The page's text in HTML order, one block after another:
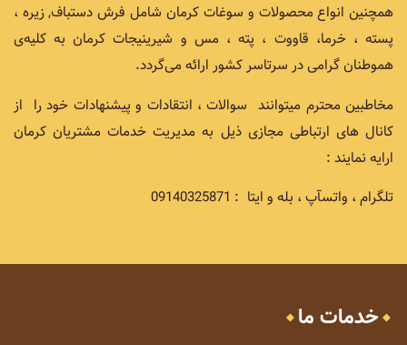
همچنین انواع محصولات و سوغات کرمان شامل فرش دستباف, زیره ،
پسته ، خرما، قاووت ، پته ، مس و شیرینیجات کرمان به کلیه‌ی
هموطنان گرامی در سرتاسر کشور ارائه می‌گردد.
مخاطبین محترم میتوانند سوالات ، انتقادات و پیشنهادات خود را از
کانال های ارتباطی مجازی ذیل به مدیریت خدمات مشتریان کرمان
ارایه نمایند :
تلگرام ، واتسآپ ، بله و ایتا : 09140325871
خدمات ما